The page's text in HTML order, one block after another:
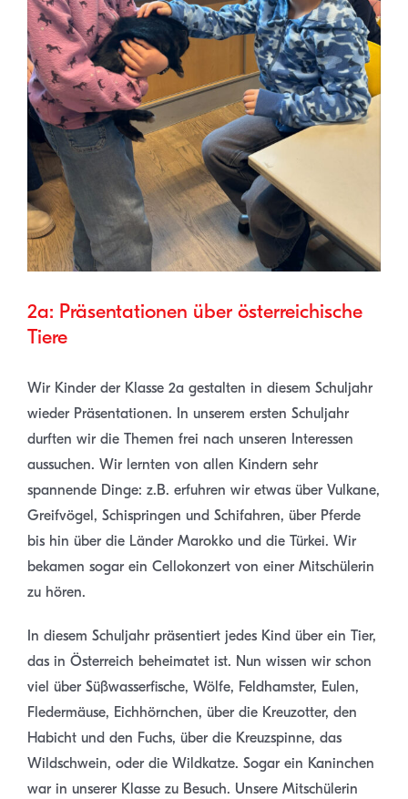
2a: Präsentationen über österreichische
Tiere
Wir Kinder der Klasse 2a gestalten in diesem Schuljahr
wieder Präsentationen. In unserem ersten Schuljahr
durften wir die Themen frei nach unseren Interessen
aussuchen. Wir lernten von allen Kindern sehr
spannende Dinge: z.B. erfuhren wir etwas über Vulkane,
Greifvögel, Schispringen und Schifahren, über Pferde
bis hin über die Länder Marokko und die Türkei. Wir
bekamen sogar ein Cellokonzert von einer Mitschülerin
zu hören.
In diesem Schuljahr präsentiert jedes Kind über ein Tier,
das in Österreich beheimatet ist. Nun wissen wir schon
viel über Süßwasserfische, Wölfe, Feldhamster, Eulen,
Fledermäuse, Eichhörnchen, über die Kreuzotter, den
Habicht und den Fuchs, über die Kreuzspinne, das
Wildschwein, oder die Wildkatze. Sogar ein Kaninchen
war in unserer Klasse zu Besuch. Unsere Mitschülerin